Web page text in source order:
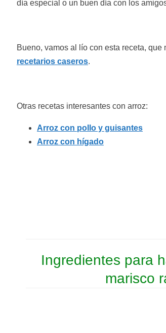
día especial o un buen día con los
Bueno, vamos al lío con esta receta, que
recetarios caseros.
Otras recetas interesantes con arroz:
Arroz con pollo y guisantes
Arroz con hígado
Ingredientes para
marisco